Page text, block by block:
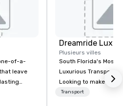
of-a-
leave
Every
Plusieurs villes
South Florida's Most
Luxurious
Looking to make your
to remember? With
Transport